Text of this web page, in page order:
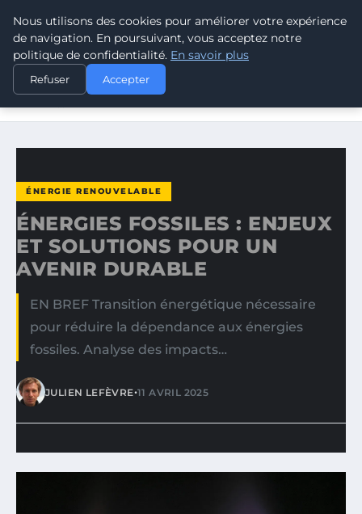
CLIMATE RESPONSE BLOG
ACCUEIL
ÉNERGIE RENOUVELABLE
ÉNERGIES FOSSILES : ENJEUX ET SOLUTIONS POUR UN
ÉNERGIE RENOUVELABLE
ÉNERGIES FOSSILES : ENJEUX
ET SOLUTIONS POUR UN
AVENIR DURABLE
EN BREF Transition énergétique nécessaire
pour réduire la dépendance aux énergies
fossiles. Analyse des impacts…
JULIEN LEFÈVRE•11 AVRIL 2025
Nous utilisons des cookies pour améliorer votre expérience
de navigation. En poursuivant, vous acceptez notre
politique de confidentialité. En savoir plus
Refuser Accepter